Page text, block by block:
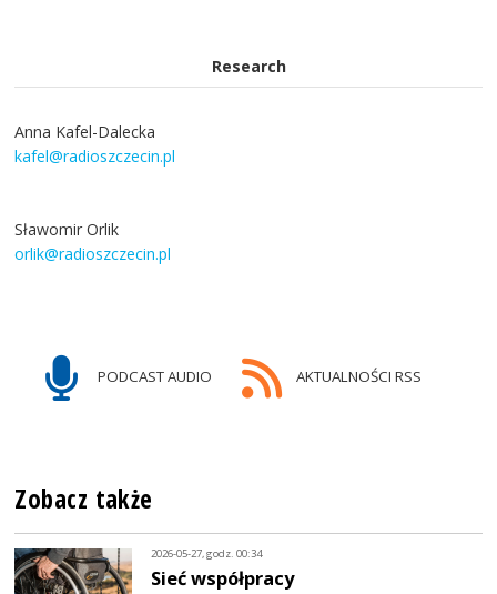
Research
Anna Kafel-Dalecka
kafel@radioszczecin.pl
Sławomir Orlik
orlik@radioszczecin.pl
PODCAST AUDIO AKTUALNOŚCI RSS
Zobacz także
2026-05-27, godz. 00:34
Sieć współpracy